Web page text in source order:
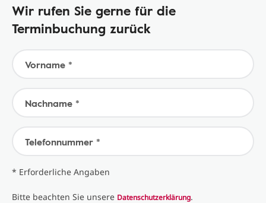
Wir rufen Sie gerne für die
Terminbuchung zurück
Vorname *
Nachname *
Telefonnummer *
* Erforderliche Angaben
Bitte beachten Sie unsere Datenschutzerklärung.